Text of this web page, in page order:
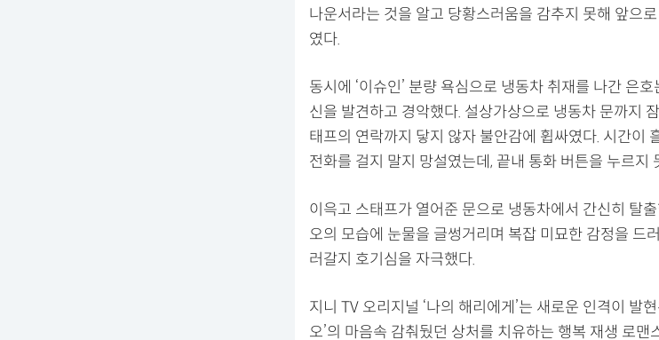
나운서라는 것을 알고 당황스러움을 감추지 못해 앞으
였다.
동시에 ‘이슈인’ 분량 욕심으로 냉동차 취재를 나간 은
신을 발견하고 경악했다. 설상가상으로 냉동차 문까지
태프의 연락까지 닿지 않자 불안감에 휩싸였다. 시간이
전화를 걸지 말지 망설였는데, 끝내 통화 버튼을 누르지
이윽고 스태프가 열어준 문으로 냉동차에서 간신히 탈
오의 모습에 눈물을 글썽거리며 복잡 미묘한 감정을 드
러갈지 호기심을 자극했다.
지니 TV 오리지널 ‘나의 해리에게’는 새로운 인격이 발
오’의 마음속 감춰뒀던 상처를 치유하는 행복 재생 로맨